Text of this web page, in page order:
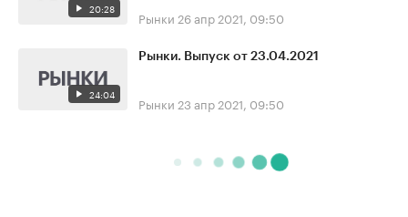
20:28 Рынки 26 апр 2021, 09:50
24:04
Рынки. Выпуск от 23.04.2021
Рынки 23 апр 2021, 09:50